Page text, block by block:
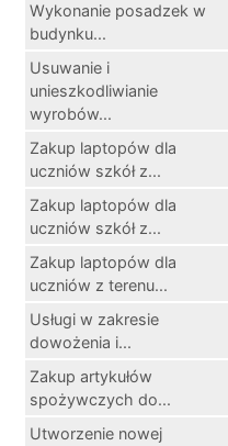
Wykonanie posadzek w
budynku...
Usuwanie i
unieszkodliwianie
wyrobów...
Zakup laptopów dla
uczniów szkół z...
Zakup laptopów dla
uczniów szkół z...
Zakup laptopów dla
uczniów z terenu...
Usługi w zakresie
dowożenia i...
Zakup artykułów
spożywczych do...
Utworzenie nowej